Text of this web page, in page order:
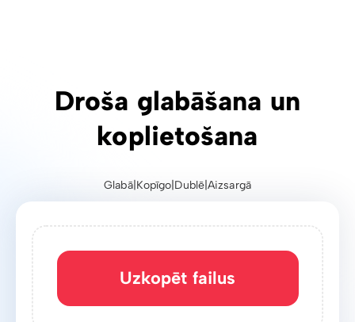
Droša glabāšana un
koplietošana
Glabā| Kopīgo Dublē|Aizsargā
Uzkopēt failus